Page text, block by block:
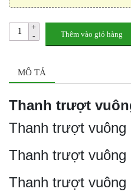
Thêm vào giỏ hàng
MÔ TẢ
Thanh trượt
Thanh trượt vuông
Thanh trượt vuông
Thanh trượt vuông